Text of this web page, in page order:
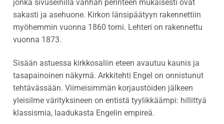
jonka sivuseinillä vanhan perinteen mukaisesti ovat
sakasti ja asehuone. Kirkon länsipäätyyn rakennettiin
myöhemmin vuonna 1860 torni. Lehteri on rakennettu
vuonna 1873.
Sisään astuessa kirkkosaliin eteen avautuu kaunis ja
tasapainoinen näkymä. Arkkitehti Engel on onnistunut
tehtävässään. Viimeisimmän korjaustöiden jälkeen
yleisilme värityksineen on entistä tyylikkäämpi: hillittyä
klassismia, laadukasta Engelin empireä.